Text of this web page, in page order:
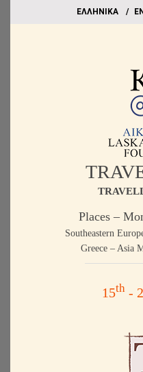
EΛΛΗΝΙΚΑ
Places –
Southeastern
Greece – Asia
15th-